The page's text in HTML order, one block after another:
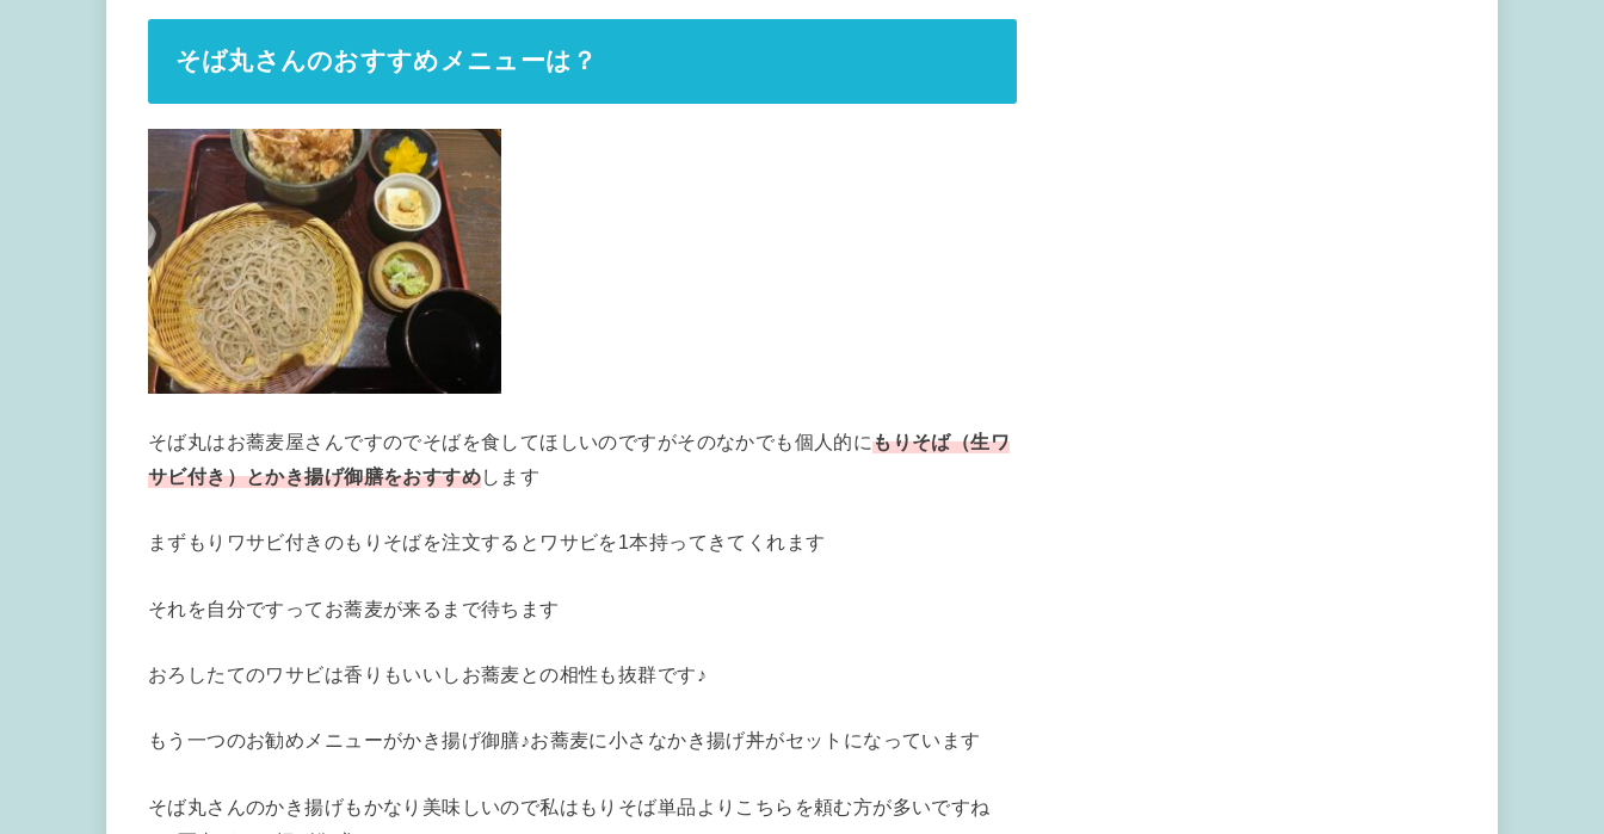
そば丸さんのおすすめメニューは？
そば丸はお蕎麦屋さんですのでそばを食してほしいのですがそのなかでも個人的にもりそば（生ワ
サビ付き）とかき揚げ御膳をおすすめします
まずもりワサビ付きのもりそばを注文するとワサビを1本持ってきてくれます
それを自分ですってお蕎麦が来るまで待ちます
おろしたてのワサビは香りもいいしお蕎麦との相性も抜群です♪
もう一つのお勧めメニューがかき揚げ御膳♪お蕎麦に小さなかき揚げ丼がセットになっています
そば丸さんのかき揚げもかなり美味しいので私はもりそば単品よりこちらを頼む方が多いですね